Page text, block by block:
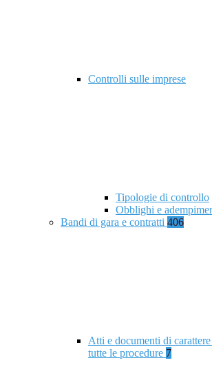
Controlli sulle imprese
Tipologie di controllo
Obblighi e
Bandi di gara e contratti 406
Atti e documenti di
tutte le procedure 7